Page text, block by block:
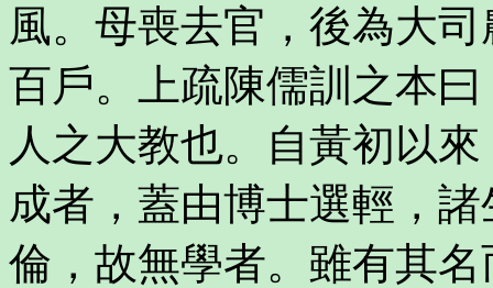
風。母喪去官，後為大
百戶。上疏陳儒訓之本
人之大教也。自黃初以
成者，蓋由博士選輕，
倫，故無學者。雖有其